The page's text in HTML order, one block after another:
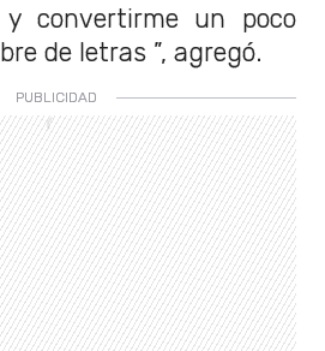
y convertirme un poco
de letras ”, agregó.